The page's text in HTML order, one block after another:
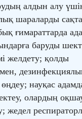
алдын алу
шараларды
ғимараттарда
баруды
желдету; қолды
науқас
олардың
жедел